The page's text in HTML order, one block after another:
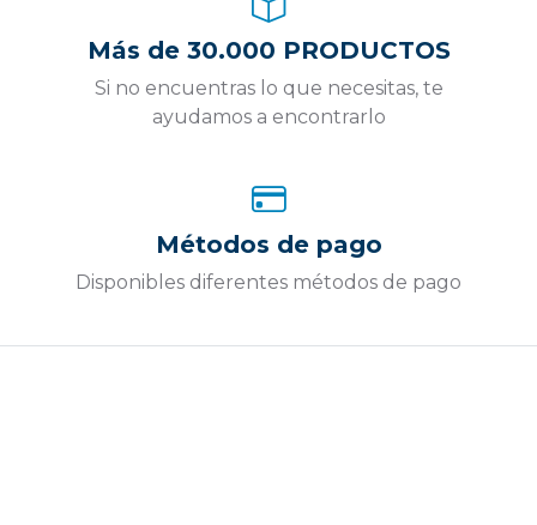
Más de 30.000 PRODUCTOS
Si no encuentras lo que necesitas, te
ayudamos a encontrarlo
Métodos de pago
Disponibles diferentes métodos de pago